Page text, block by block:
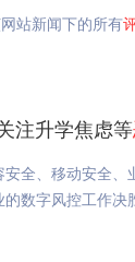
站新闻下的所有
注升学焦虑等
全、移动安全
数字风控工作